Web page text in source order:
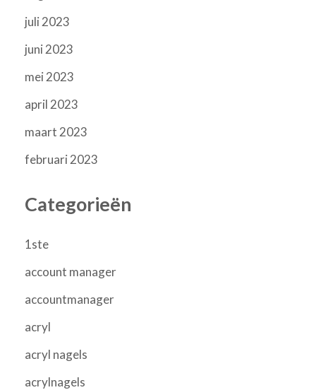
juli 2023
juni 2023
mei 2023
april 2023
maart 2023
februari 2023
Categorieën
1ste
account manager
accountmanager
acryl
acryl nagels
acrylnagels